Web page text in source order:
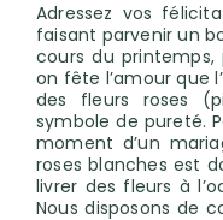
Adressez vos
faisant parvenir un
cours du
on fête l’amour que
des fleurs roses
symbole de pureté.
moment d’un
roses blanches est
livrer des fleurs à
Nous disposons de